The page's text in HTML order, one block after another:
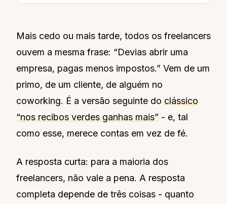
Mais cedo ou mais tarde, todos os freelancers
ouvem a mesma frase: “Devias abrir uma
empresa, pagas menos impostos.” Vem de um
primo, de um cliente, de alguém no
coworking. É a versão seguinte do clássico
“nos recibos verdes ganhas mais” - e, tal
como esse, merece contas em vez de fé.
A resposta curta: para a maioria dos
freelancers, não vale a pena. A resposta
completa depende de três coisas - quanto